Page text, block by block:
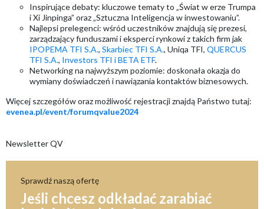
Inspirujące debaty: kluczowe tematy to „Świat w erze Trumpa
i Xi Jinpinga” oraz „Sztuczna Inteligencja w inwestowaniu”.
Najlepsi prelegenci: wśród uczestników znajdują się prezesi,
zarządzający funduszami i eksperci rynkowi z takich firm jak
IPOPEMA TFI S.A., Skarbiec TFI S.A., Uniqa TFI, QUERCUS
TFI S.A., Investors TFI iBETA ETF.
Networking na najwyższym poziomie: doskonała okazja do
wymiany doświadczeń i nawiązania kontaktów biznesowych.
Więcej szczegółów oraz możliwość rejestracji znajdą Państwo tutaj:
evenea.pl/event/forumqvalue2024
Newsletter QV
Sprawdź naszą ofertę
Jeśli chcesz odkładać zarabiać